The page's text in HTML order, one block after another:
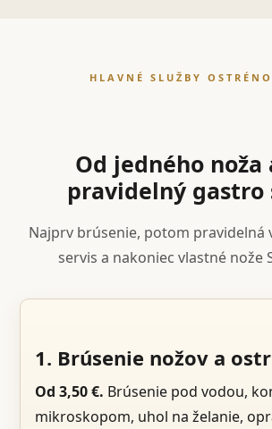
HLAVNÉ SLUŽBY
Od jedného noža
pravidelný gastro
Najprv brúsenie, potom pravidelná
servis a nakoniec vlastné nože
1. Brúsenie nožov a
Od 3,50 €. Brúsenie pod vodou,
mikroskopom, uhol na želanie,